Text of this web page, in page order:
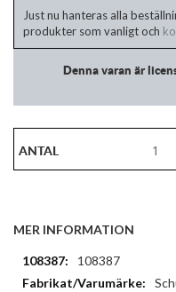
Just nu hanteras alla
produkter som vanligt och
Denna varan är
ANTAL
MER INFORMATION
Mer
information
108387